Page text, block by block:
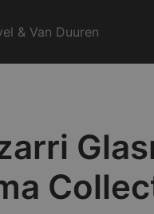
& Van Duuren